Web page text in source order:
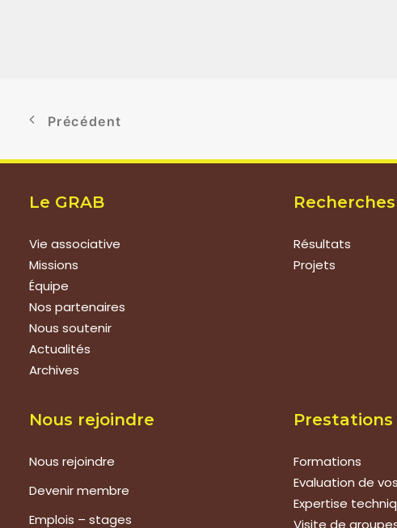
Précédent
Le GRAB
Vie associative
Missions
Équipe
Nos partenaires
Nous soutenir
Actualités
Archives
Recherches
Résultats
Projets
Nous rejoindre
Nous rejoindre
Devenir membre
Emplois – stages
Prestations
Formations
Evaluation de
Expertise
Visite de